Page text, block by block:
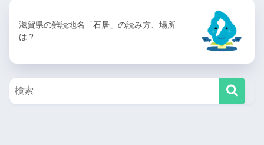
滋賀県の難読地名「石居」の読み方、場所
は？